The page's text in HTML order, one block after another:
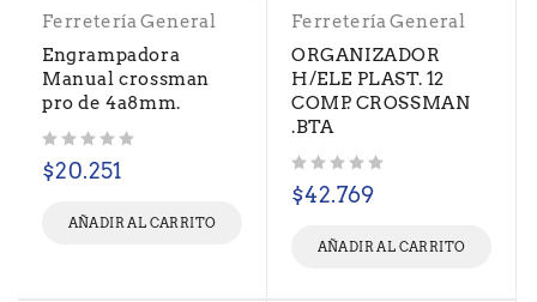
Ferretería General
Engrampadora
Manual crossman
pro de 4a8mm.
$20.251
AÑADIR AL CARRITO
Ferretería General
ORGANIZADOR
H/ELE PLAST. 12
COMP. CROSSMAN
.BTA
$42.769
AÑADIR AL CARRITO